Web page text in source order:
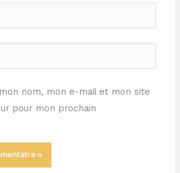
nom, mon e-mail et mon site
pour mon prochain